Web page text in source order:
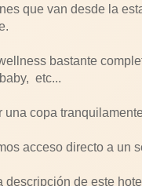
que van desde la
bastante
etc...
una copa
acceso directo a un
descripción de este